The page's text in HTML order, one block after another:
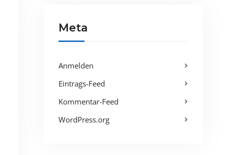
Meta
Anmelden
Eintrags-Feed
Kommentar-Feed
WordPress.org